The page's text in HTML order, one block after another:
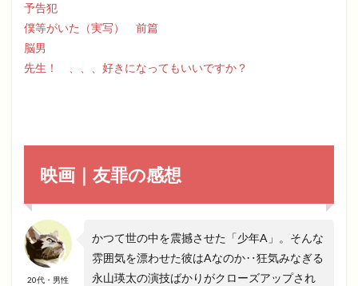
予告犯
僕等がいた（実写） 前篇
脳男
先生！ 、、、好きになってもいいですか？
映画｜友罪の感想
20代・男性
かつて世の中を震撼させた「少年A」。そんな
雰囲気を漂わせた彼はAなのか‥狂気みなぎる
永山瑛太の演技ばかりがクローズアップされ